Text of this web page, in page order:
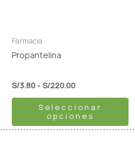
Farmacia
Propantelina
S/3.80-S/220.00
Seleccionar
opciones
pueden
elegir
la
producto